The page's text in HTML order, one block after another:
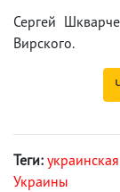
Сергей
Вирского.
Теги:
Украины